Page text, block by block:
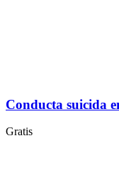
Conducta suicida
Gratis